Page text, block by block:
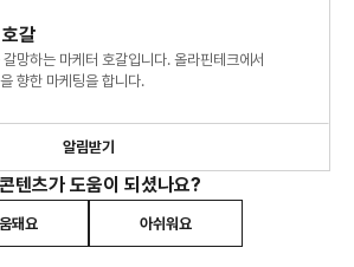
갈
망하는 마케터 호갈입니다. 올라핀테크에서
향한 마케팅을 합니다.
알림받기
텐츠가 도움이 되셨나요?
돼요 아쉬워요